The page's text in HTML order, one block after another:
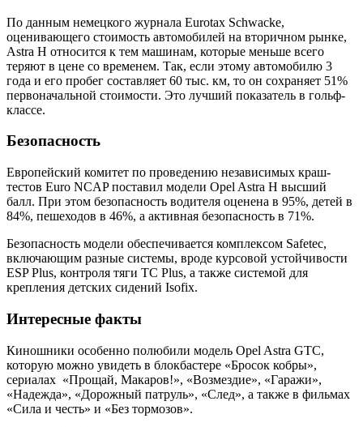
По данным немецкого журнала Eurotax Schwacke,
оценивающего стоимость автомобилей на вторичном рынке,
Astra H относится к тем машинам, которые меньше всего
теряют в цене со временем. Так, если этому автомобилю 3
года и его пробег составляет 60 тыс. км, то он сохраняет 51%
первоначальной стоимости. Это лучший показатель в гольф-
классе.
Безопасность
Европейский комитет по проведению независимых краш-
тестов Euro NCAP поставил модели Opel Astra H высший
балл. При этом безопасность водителя оценена в 95%, детей в
84%, пешеходов в 46%, а активная безопасность в 71%.
Безопасность модели обеспечивается комплексом Safetec,
включающим разные системы, вроде курсовой устойчивости
ESP Plus, контроля тяги TC Plus, а также системой для
крепления детских сидений Isofix.
Интересные факты
Киношники особенно полюбили модель Opel Astra GTC,
которую можно увидеть в блокбастере «Бросок кобры»,
сериалах «Прощай, Макаров!», «Возмездие», «Гаражи»,
«Надежда», «Дорожный патруль», «След», а также в фильмах
«Сила и честь» и «Без тормозов».